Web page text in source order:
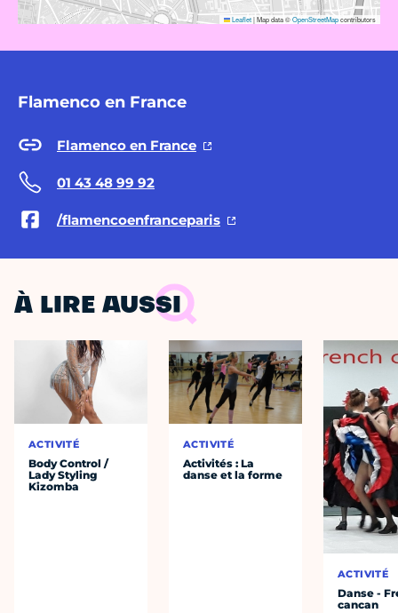
Leaflet|Map data ©OpenStreetMapcontributors
Flamenco en France
Flamenco en France
01 43 48 99 92
/flamencoenfranceparis
À LIRE AUSSI
ACTIVITÉ
Body Control /
Lady Styling
Kizomba
ACTIVITÉ
Activités : La
danse et la forme
ACTIVITÉ
Danse -
cancan